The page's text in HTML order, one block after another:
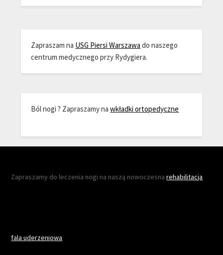
Zapraszam na USG Piersi Warszawa do naszego
centrum medycznego przy Rydygiera.
Ból nogi ? Zapraszamy nawkładki ortopedyczne
Zapraszamy do leczenia nogi na naszą nowoczesnarehabilitacja
fala uderzeniowa